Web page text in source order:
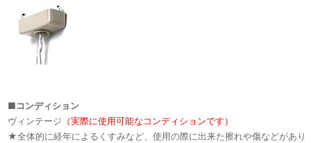
■コンディション
ヴィンテージ （実際に使用可能なコンディションです）
★全体的に経年によるくすみなど、使用の際に出来た擦れや傷などがあり